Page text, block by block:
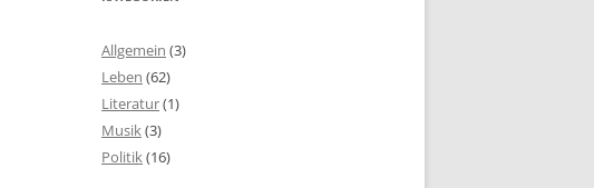
Allgemein (3)
Leben (62)
Literatur(1)
Musik(3)
Politik(16)